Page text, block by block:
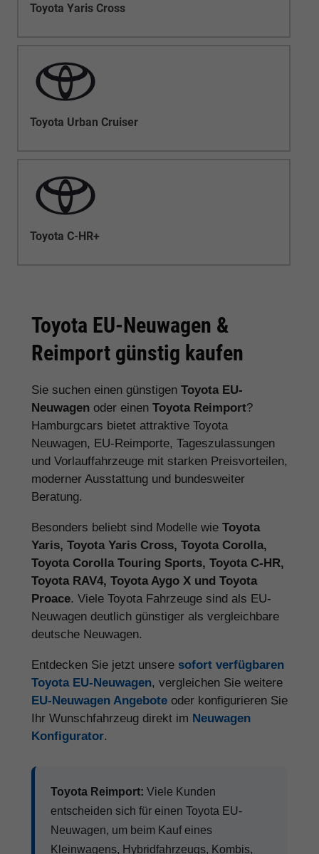
Toyota Yaris Cross
Toyota Urban Cruiser
Toyota C-HR+
Toyota EU-Neuwagen &
Reimport günstig kaufen
Sie suchen einen günstigen Toyota EU-
Neuwagen oder einen Toyota Reimport?
Hamburgcars bietet attraktive Toyota
Neuwagen, EU-Reimporte, Tageszulassungen
und Vorlauffahrzeuge mit starken Preisvorteilen,
moderner Ausstattung und bundesweiter
Beratung.
Besonders beliebt sind Modelle wie Toyota
Yaris, Toyota Yaris Cross, Toyota Corolla,
Toyota Corolla Touring Sports, Toyota C-HR,
Toyota RAV4, Toyota Aygo X und Toyota
Proace. Viele Toyota Fahrzeuge sind als EU-
Neuwagen deutlich günstiger als vergleichbare
deutsche Neuwagen.
Entdecken Sie jetzt unsere sofort verfügbaren
Toyota EU-Neuwagen, vergleichen Sie weitere
EU-Neuwagen Angebote oder konfigurieren Sie
Ihr Wunschfahrzeug direkt im Neuwagen
Konfigurator.
Toyota Reimport: Viele Kunden
entscheiden sich für einen Toyota EU-
Neuwagen, um beim Kauf eines
Kleinwagens, Hybridfahrzeugs, Kombis,